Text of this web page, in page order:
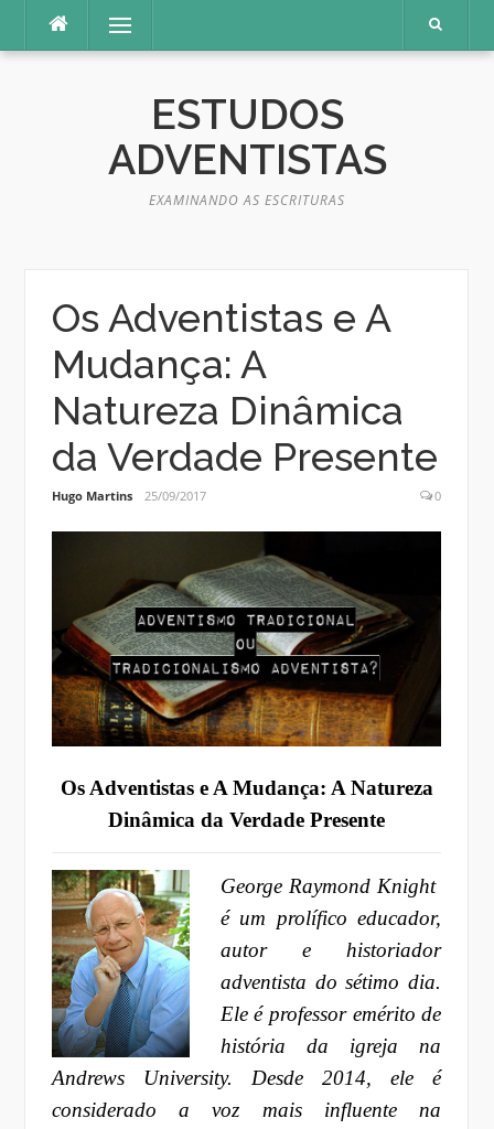
o
Menu
ESTUDOS
ADVENTISTAS
EXAMINANDO AS ESCRITURAS
Os Adventistas e A
Mudança: A
Natureza Dinâmica
da Verdade Presente
Hugo Martins 25/09/2017 0
Os Adventistas e A Mudança: A Natureza
Dinâmica da Verdade Presente
George Raymond Knight
é um prolífico educador,
autor e historiador
adventista do sétimo dia.
Ele é professor emérito de
história da igreja na
Andrews University. Desde 2014, ele é
considerado a voz mais influente na